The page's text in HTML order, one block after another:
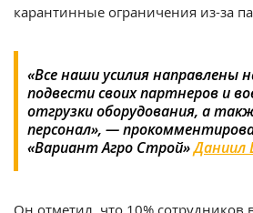
карантинные ограничения из-за
«Все наши усилия направлены
подвести своих партнеров и
отгрузки оборудования, а
персонал», —
«Вариант Агро Строй»Даниил
Он отметил, что 10% сотрудников